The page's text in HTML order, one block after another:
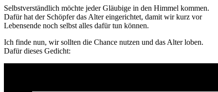
Selbstverständlich möchte jeder Gläubige in den Himmel kommen.
Dafür hat der Schöpfer das Alter eingerichtet, damit wir kurz vor
Lebensende noch selbst alles dafür tun können.
Ich finde nun, wir sollten die Chance nutzen und das Alter loben.
Dafür dieses Gedicht: